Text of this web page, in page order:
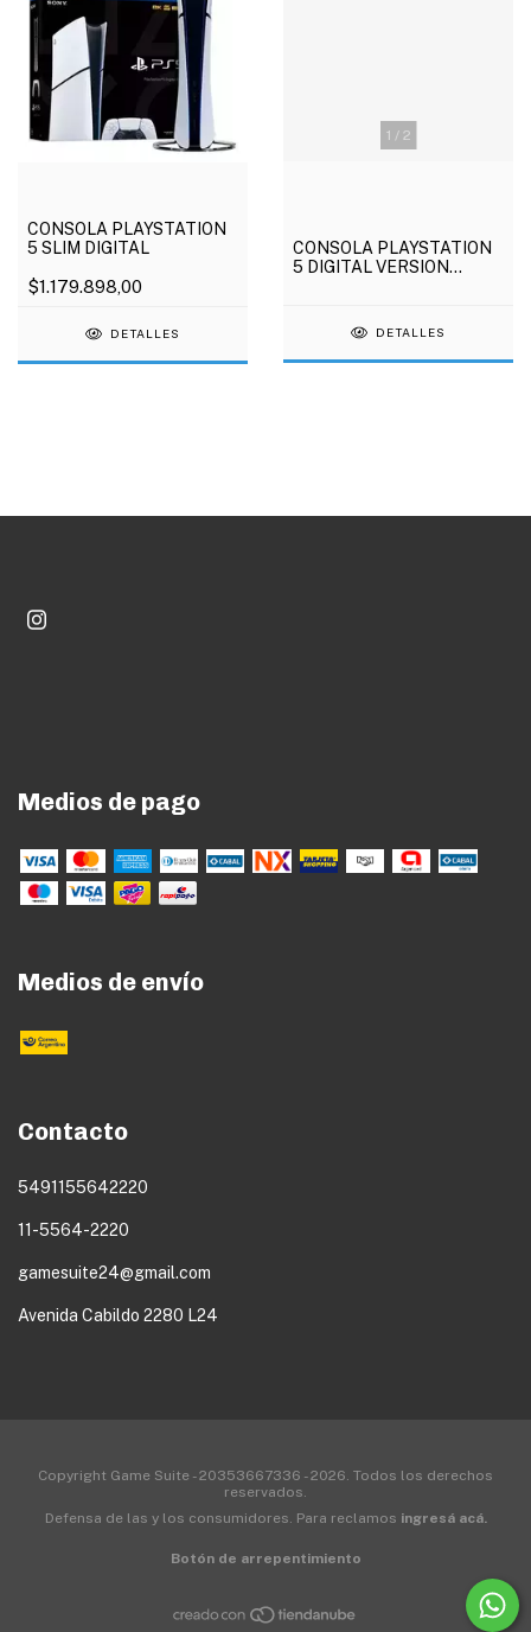
CONSOLA PLAYSTATION
5 SLIM DIGITAL
$1.179.898,00
DETALLES
1 / 2
CONSOLA PLAYSTATION
5 DIGITAL VERSION
DETALLES
Medios de pago
Medios de envío
Contacto
5491155642220
11-5564-2220
gamesuite24@gmail.com
Avenida Cabildo 2280 L24
Copyright Game Suite - 20353667336 - 2026. Todos los derechos
reservados.
Defensa de las y los consumidores. Para reclamos ingresá acá.
Botón de arrepentimiento